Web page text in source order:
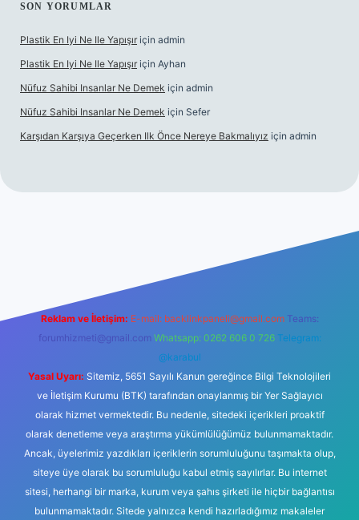
SON YORUMLAR
Plastik En Iyi Ne Ile Yapışır için admin
Plastik En Iyi Ne Ile Yapışır için Ayhan
Nüfuz Sahibi Insanlar Ne Demek için admin
Nüfuz Sahibi Insanlar Ne Demek için Sefer
Karşıdan Karşıya Geçerken Ilk Önce Nereye Bakmalıyız için admin
Reklam ve İletişim: E-mail: backlinkpaneli@gmail.com Teams:
forumhizmeti@gmail.com Whatsapp: 0262 606 0 726 Telegram:
@karabul
Yasal Uyarı: Sitemiz, 5651 Sayılı Kanun gereğince Bilgi Teknolojileri
ve İletişim Kurumu (BTK) tarafından onaylanmış bir Yer Sağlayıcı
olarak hizmet vermektedir. Bu nedenle, sitedeki içerikleri proaktif
olarak denetleme veya araştırma yükümlülüğümüz bulunmamaktadır.
Ancak, üyelerimiz yazdıkları içeriklerin sorumluluğunu taşımakta olup,
siteye üye olarak bu sorumluluğu kabul etmiş sayılırlar. Bu internet
sitesi, herhangi bir marka, kurum veya şahıs şirketi ile hiçbir bağlantısı
bulunmamaktadır. Sitede yalnızca kendi hazırladığımız makaleler